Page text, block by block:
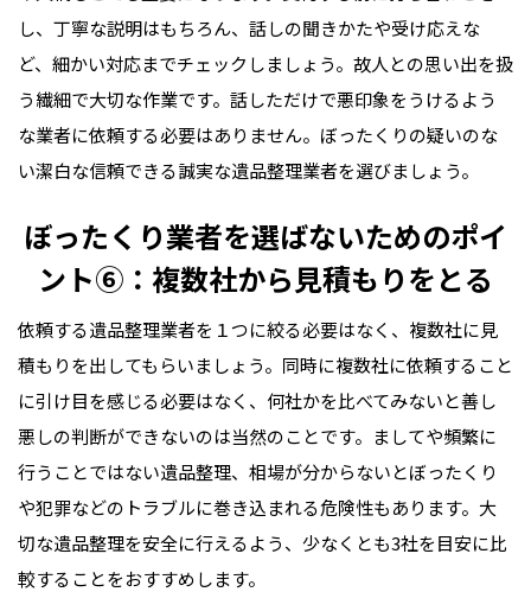
し、丁寧な説明はもちろん、話しの聞きかたや受け応えな
ど、細かい対応までチェックしましょう。故人との思い出を扱
う繊細で大切な作業です。話しただけで悪印象をうけるよう
な業者に依頼する必要はありません。ぼったくりの疑いのな
い潔白な信頼できる誠実な遺品整理業者を選びましょう。
ぼったくり業者を選ばないためのポイ
ント⑥：複数社から見積もりをとる
依頼する遺品整理業者を１つに絞る必要はなく、複数社に見
積もりを出してもらいましょう。同時に複数社に依頼すること
に引け目を感じる必要はなく、何社かを比べてみないと善し
悪しの判断ができないのは当然のことです。ましてや頻繁に
行うことではない遺品整理、相場が分からないとぼったくり
や犯罪などのトラブルに巻き込まれる危険性もあります。大
切な遺品整理を安全に行えるよう、少なくとも3社を目安に比
較することをおすすめします。